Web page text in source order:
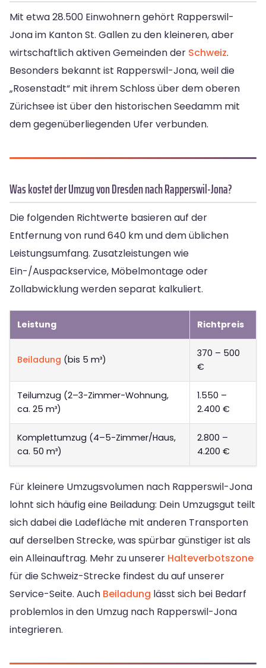
Mit etwa 28.500 Einwohnern gehört Rapperswil-
Jona im Kanton St. Gallen zu den kleineren, aber
wirtschaftlich aktiven Gemeinden der Schweiz.
Besonders bekannt ist Rapperswil-Jona, weil die
„Rosenstadt“ mit ihrem Schloss über dem oberen
Zürichsee ist über den historischen Seedamm mit
dem gegenüberliegenden Ufer verbunden.
Was kostet der Umzug von Dresden nach Rapperswil-Jona?
Die folgenden Richtwerte basieren auf der
Entfernung von rund 640 km und dem üblichen
Leistungsumfang. Zusatzleistungen wie
Ein-/Auspackservice, Möbelmontage oder
Zollabwicklung werden separat kalkuliert.
Leistung Richtpreis
Beiladung (bis 5 m³)
370 – 500
€
Teilumzug (2–3-Zimmer-Wohnung,
ca. 25 m³)
1.550 –
2.400 €
Komplettumzug (4–5-Zimmer/Haus,
ca. 50 m³)
2.800 –
4.200 €
Für kleinere Umzugsvolumen nach Rapperswil-Jona
lohnt sich häufig eine Beiladung: Dein Umzugsgut teilt
sich dabei die Ladefläche mit anderen Transporten
auf derselben Strecke, was spürbar günstiger ist als
ein Alleinauftrag. Mehr zu unserer Halteverbotszone
für die Schweiz-Strecke findest du auf unserer
Service-Seite. Auch Beiladung lässt sich bei Bedarf
problemlos in den Umzug nach Rapperswil-Jona
integrieren.